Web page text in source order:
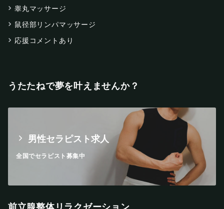
睾丸マッサージ
鼠径部リンパマッサージ
応援コメントあり
うたたねで夢を叶えませんか？
男性セラピスト求人
全国でセラピスト募集中
前立腺整体リラクゼーション